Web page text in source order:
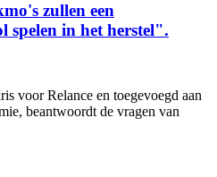
zullen een
spelen in het herstel".
voor Relance en toegevoegd aan
beantwoordt de vragen van